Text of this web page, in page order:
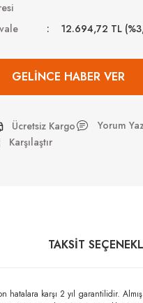
12.694,72 TL
GELINCE HABER VER
Ücretsiz Kargo Yorum
Karşılaştır
TAKSIT
hatalara karşı 2 yıl garantilidir.